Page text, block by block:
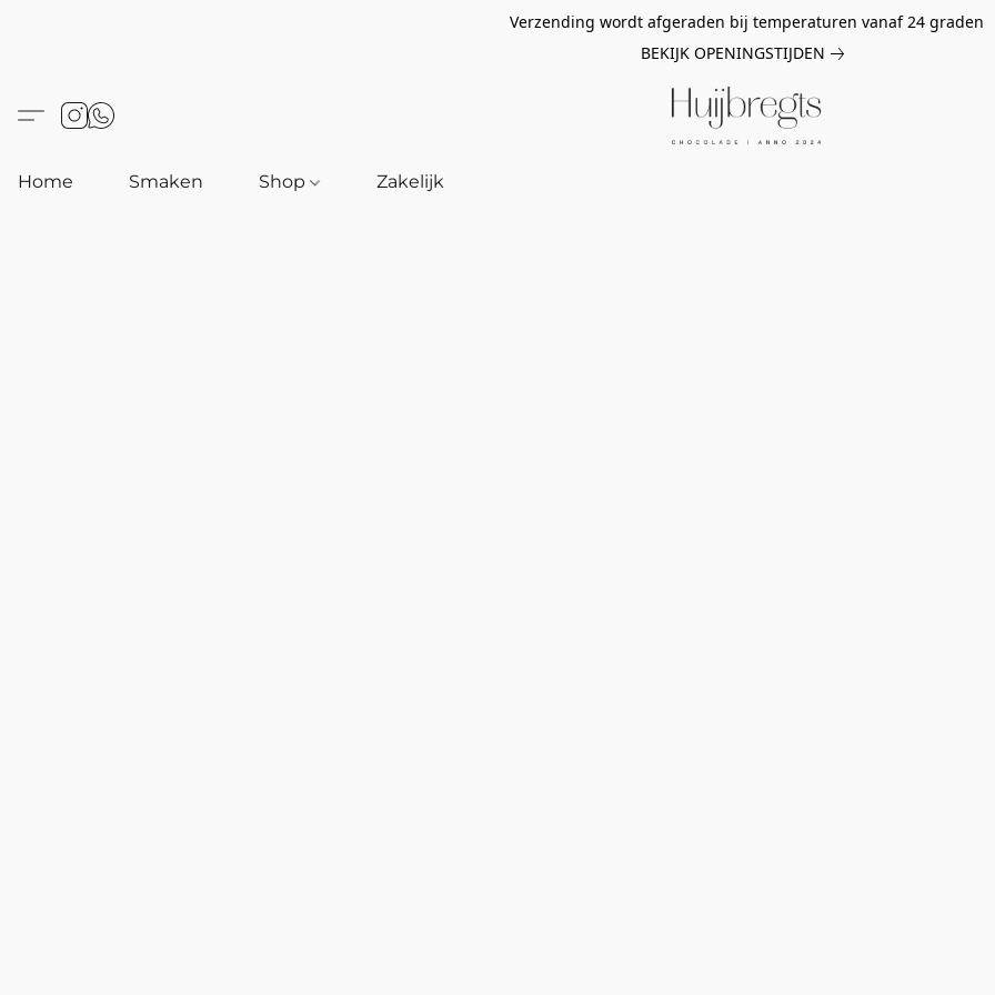
Verzending wordt afgeraden bij temperaturen vanaf 24 graden
BEKIJK OPENINGSTIJDEN
Home Smaken Shop Zakelijk